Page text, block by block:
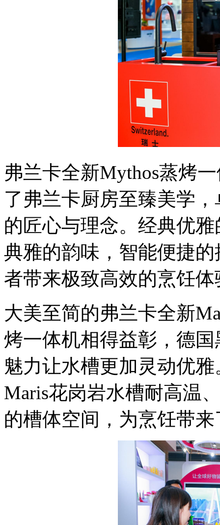
弗兰卡全新Mythos蒸烤
了弗兰卡厨房至臻美学
的匠心与理念。经典优
典雅的韵味，智能便捷
者带来极致高效的烹饪体
大美至简的弗兰卡全新
烤一体机相得益彰，德
魅力让水槽更加灵动优
Maris花岗岩水槽耐高温
的槽体空间，为烹饪带